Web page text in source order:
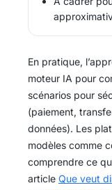
En pratique,
moteur IA pour
scénarios pour
(paiement,
données). Les
modèles comme
comprendre ce
article Que veut